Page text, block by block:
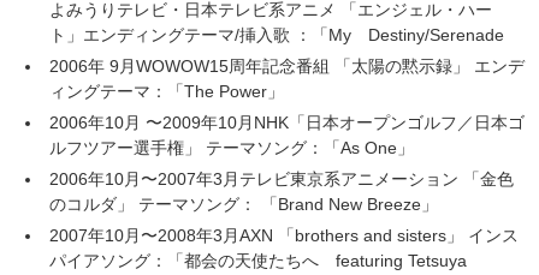
よみうりテレビ・日本テレビ系アニメ 「エンジェル・ハー
ト」エンディングテーマ/挿入歌 ：「My Destiny/Serenade
2006年 9月WOWOW15周年記念番組 「太陽の黙示録」 エンデ
ィングテーマ：「The Power」
2006年10月 〜2009年10月NHK「日本オープンゴルフ／日本ゴ
ルフツアー選手権」 テーマソング：「As One」
2006年10月〜2007年3月テレビ東京系アニメーション 「金色
のコルダ」 テーマソング： 「Brand New Breeze」
2007年10月〜2008年3月AXN 「brothers and sisters」 インス
パイアソング：「都会の天使たちへ featuring Tetsuya